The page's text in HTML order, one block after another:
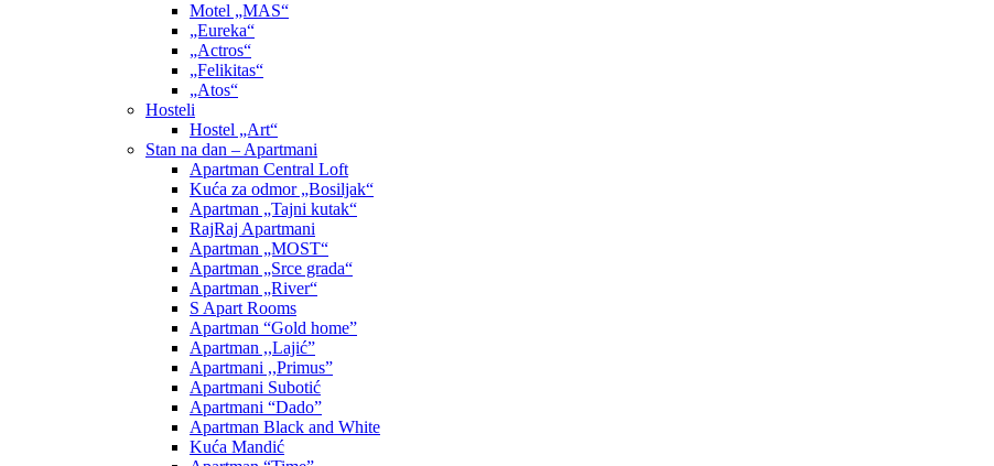
Motel „MAS“
„Eureka“
„Actros“
„Felikitas“
„Atos“
Hosteli
Hostel „Art“
Stan na dan – Apartmani
Apartman Central Loft
Kuća za odmor „Bosiljak“
Apartman „Tajni kutak“
RajRaj Apartmani
Apartman „MOST“
Apartman „Srce grada“
Apartman „River“
S Apart Rooms
Apartman “Gold home”
Apartman ,,Lajić”
Apartmani ,,Primus”
Apartmani Subotić
Apartmani “Dado”
Apartman Black and White
Kuća Mandić